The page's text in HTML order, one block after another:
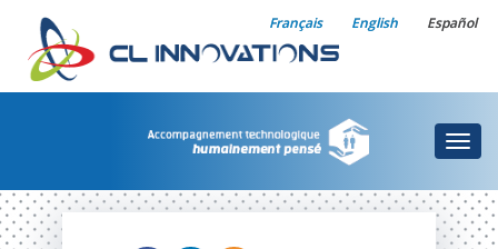
Español
English
Français